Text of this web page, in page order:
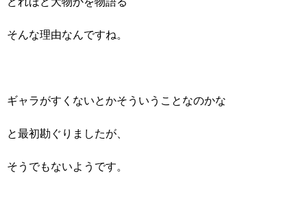
そんな理由なんですね。
ギャラがすくないとかそういうことなのかな
と最初勘ぐりましたが、
そうでもないようです。